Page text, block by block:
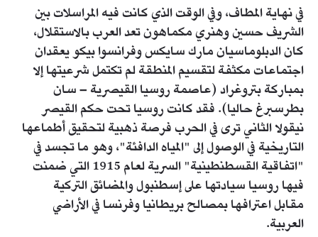
في نهاية المطاف، وفي الوقت الذي كانت فيه المراسلات بين
الشريف حسين وهنري مكماهون تعد العرب بالاستقلال،
كان الدبلوماسيان مارك سايكس وفرانسوا بيكو يعقدان
اجتماعات مكثفة لتقسيم المنطقة لم تكتمل شرعيتها إلا
بمباركة بتروغراد (عاصمة روسيا القيصرية – سان
بطرسبرغ حاليا). فقد كانت روسيا تحت حكم القيصر
نيقولا الثاني ترى في الحرب فرصة ذهبية لتحقيق أطماعها
التاريخية في الوصول إلى "المياه الدافئة"، وهو ما تجسد في
"اتفاقية القسطنطينية" السرية لعام 1915 التي ضمنت
فيها روسيا سيادتها على إسطنبول والمضائق التركية
مقابل اعترافها بمصالح بريطانيا وفرنسا في الأراضي
العربية.